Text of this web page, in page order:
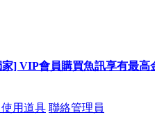
家] VIP會員購買魚訊享有最高
使用道具 聯絡管理員